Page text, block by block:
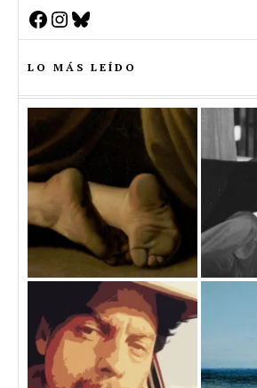
Facebook
Instagram
Bluesky
LO MÁS LEÍDO